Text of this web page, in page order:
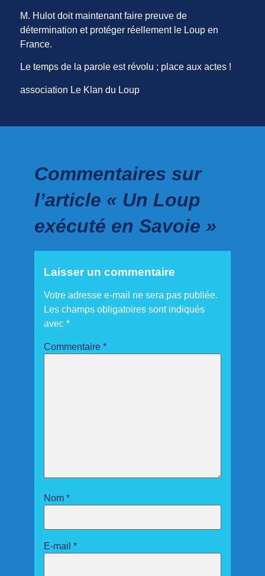
M. Hulot doit maintenant faire preuve de
détermination et protéger réellement le Loup en
France.
Le temps de la parole est révolu ; place aux actes !
association Le Klan du Loup
Commentaires sur
l’article « Un Loup
exécuté en Savoie »
Laisser un commentaire
Votre adresse e-mail ne sera pas publiée.
Les champs obligatoires sont indiqués
avec *
Commentaire *
Nom *
E-mail *